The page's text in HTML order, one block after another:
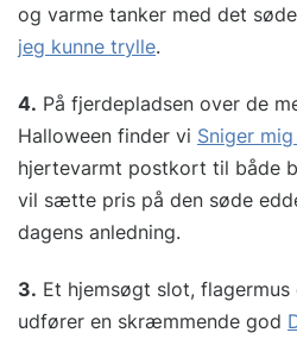
og varme tanker med det
jeg kunne trylle.
4. På fjerdepladsen over de
Halloween finder vi Sniger
hjertevarmt postkort til både
vil sætte pris på den søde
dagens anledning.
3. Et hjemsøgt slot,
udfører en skræmmende god